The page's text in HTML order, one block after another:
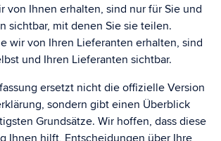
von Ihnen erhalten, sind nur für Sie und
sichtbar, mit denen Sie sie teilen.
wir von Ihren Lieferanten erhalten, sind
und Ihren Lieferanten sichtbar.
ersetzt nicht die offizielle Version
sondern gibt einen Überblick
Grundsätze. Wir hoffen, dass diese